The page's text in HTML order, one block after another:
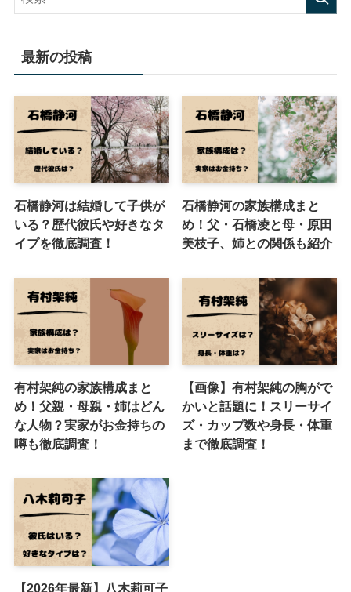
最新の投稿
石橋静河は結婚して子供が
いる？歴代彼氏や好きなタ
イプを徹底調査！
石橋静河の家族構成まと
め！父・石橋凌と母・原田
美枝子、姉との関係も紹介
有村架純の家族構成まと
め！父親・母親・姉はどん
な人物？実家がお金持ちの
噂も徹底調査！
【画像】有村架純の胸がで
かいと話題に！スリーサイ
ズ・カップ数や身長・体重
まで徹底調査！
【2026年最新】八木莉可子